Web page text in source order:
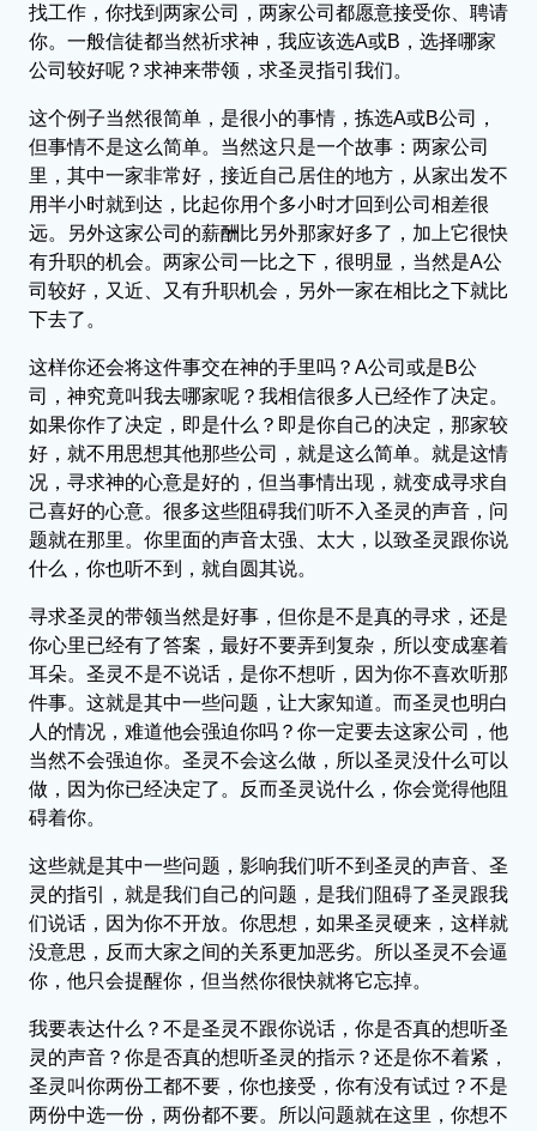
找工作，你找到两家公司，两家公司都愿意接受你、聘请
你。一般信徒都当然祈求神，我应该选A或B，选择哪家
公司较好呢？求神来带领，求圣灵指引我们。
这个例子当然很简单，是很小的事情，拣选A或B公司，
但事情不是这么简单。当然这只是一个故事：两家公司
里，其中一家非常好，接近自己居住的地方，从家出发不
用半小时就到达，比起你用个多小时才回到公司相差很
远。另外这家公司的薪酬比另外那家好多了，加上它很快
有升职的机会。两家公司一比之下，很明显，当然是A公
司较好，又近、又有升职机会，另外一家在相比之下就比
下去了。
这样你还会将这件事交在神的手里吗？A公司或是B公
司，神究竟叫我去哪家呢？我相信很多人已经作了决定。
如果你作了决定，即是什么？即是你自己的决定，那家较
好，就不用思想其他那些公司，就是这么简单。就是这情
况，寻求神的心意是好的，但当事情出现，就变成寻求自
己喜好的心意。很多这些阻碍我们听不入圣灵的声音，问
题就在那里。你里面的声音太强、太大，以致圣灵跟你说
什么，你也听不到，就自圆其说。
寻求圣灵的带领当然是好事，但你是不是真的寻求，还是
你心里已经有了答案，最好不要弄到复杂，所以变成塞着
耳朵。圣灵不是不说话，是你不想听，因为你不喜欢听那
件事。这就是其中一些问题，让大家知道。而圣灵也明白
人的情况，难道他会强迫你吗？你一定要去这家公司，他
当然不会强迫你。圣灵不会这么做，所以圣灵没什么可以
做，因为你已经决定了。反而圣灵说什么，你会觉得他阻
碍着你。
这些就是其中一些问题，影响我们听不到圣灵的声音、圣
灵的指引，就是我们自己的问题，是我们阻碍了圣灵跟我
们说话，因为你不开放。你思想，如果圣灵硬来，这样就
没意思，反而大家之间的关系更加恶劣。所以圣灵不会逼
你，他只会提醒你，但当然你很快就将它忘掉。
我要表达什么？不是圣灵不跟你说话，你是否真的想听圣
灵的声音？你是否真的想听圣灵的指示？还是你不着紧，
圣灵叫你两份工都不要，你也接受，你有没有试过？不是
两份中选一份，两份都不要。所以问题就在这里，你想不